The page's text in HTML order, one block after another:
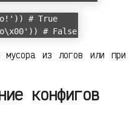
# True
# False
мусора из логов или при
конфигов